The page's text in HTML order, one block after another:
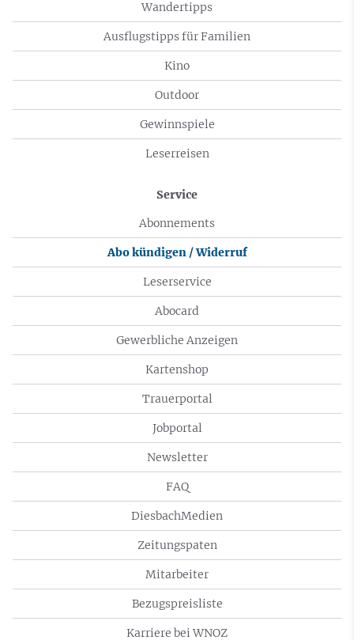
Wandertipps
Ausflugstipps für Familien
Kino
Outdoor
Gewinnspiele
Leserreisen
Service
Abonnements
Abo kündigen / Widerruf
Leserservice
Abocard
Gewerbliche Anzeigen
Kartenshop
Trauerportal
Jobportal
Newsletter
FAQ
DiesbachMedien
Zeitungspaten
Mitarbeiter
Bezugspreisliste
Karriere bei WNOZ